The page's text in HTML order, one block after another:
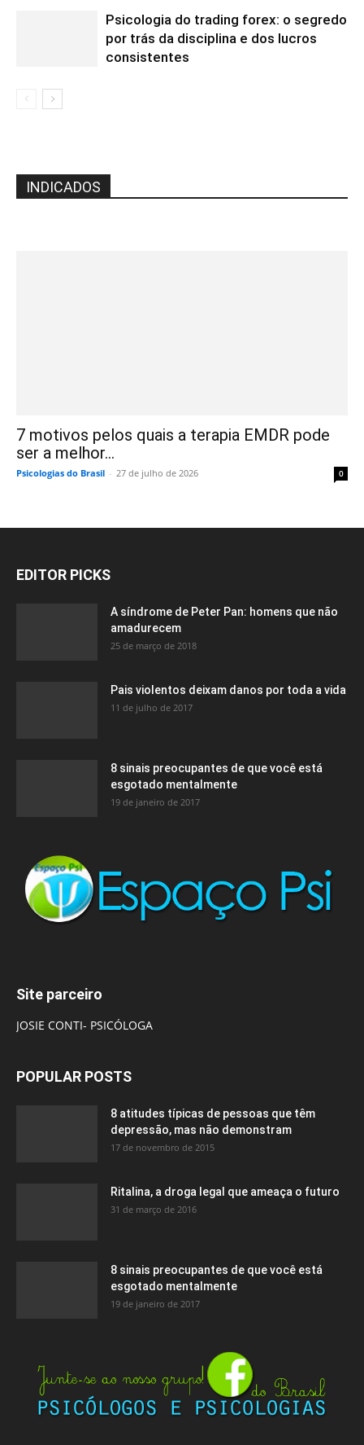
Psicologia do trading forex: o segredo
por trás da disciplina e dos lucros
consistentes
INDICADOS
7 motivos pelos quais a terapia EMDR pode
ser a melhor...
Psicologias do Brasil - 27 de julho de 2026 0
EDITOR PICKS
A síndrome de Peter Pan: homens que não
amadurecem
25 de março de 2018
Pais violentos deixam danos por toda a vida
11 de julho de 2017
8 sinais preocupantes de que você está
esgotado mentalmente
19 de janeiro de 2017
Site parceiro
JOSIE CONTI- PSICÓLOGA
POPULAR POSTS
8 atitudes típicas de pessoas que têm
depressão, mas não demonstram
17 de novembro de 2015
Ritalina, a droga legal que ameaça o futuro
31 de março de 2016
8 sinais preocupantes de que você está
esgotado mentalmente
19 de janeiro de 2017